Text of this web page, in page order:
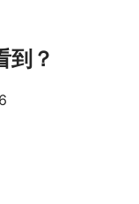
到？